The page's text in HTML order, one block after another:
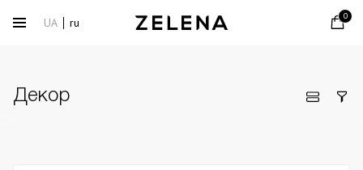
UA ru 0
Декор